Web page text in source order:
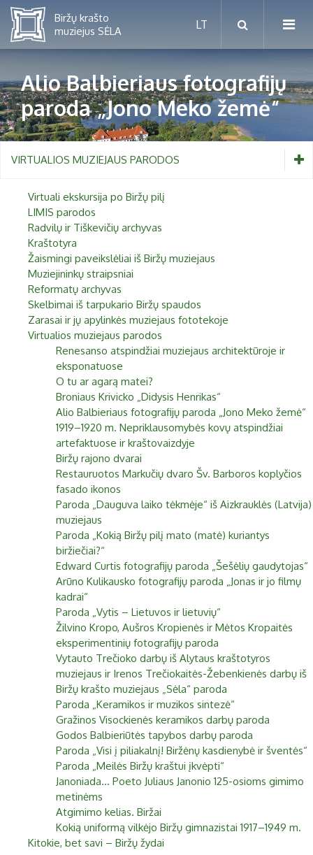
Mėnesio renginiai
Vaikams nuo 5 iki 10 metų
Suaugusiems
Etnografija
Biržų tvirtovės arsenalas
Religijos
Biržai XIX a.
Biržai XX a.
RUGPJŪTIS
Pr An Tr
3
4 5 6
10
11 12 13 14 15
17
18 20
24
25 26 27 28 29
30
31
Alio Balbieriaus fotografijų
paroda „Jono Meko žemė“
VIRTUALIOS MUZIEJAUS PARODOS
Virtuali ekskursija po Biržų pilį
LIMIS parodos
Radvilų ir Tiškevičių archyvas
Kraštotyra
Žaismingi paveikslėliai iš Biržų muziejaus
Muziejininkų straipsniai
Reformatų archyvas
Skelbimai iš tarpukario Biržų spaudos
Zarasai ir jų apylinkės muziejaus fototekoje
Virtualios muziejaus parodos
Renesanso atspindžiai muziejaus architektūroje ir
eksponatuose
O tu ar agarą matei?
Broniaus Krivicko „Didysis Henrikas“
Alio Balbieriaus fotografijų paroda „Jono Meko žemė“
1919–1920 m. Nepriklausomybės kovų atspindžiai
artefaktuose ir kraštovaizdyje
Biržų rajono dvarai
Restauruotos Markučių dvaro Šv. Barboros koplyčios
fasado ikonos
Paroda „Dauguva laiko tėkmėje“ iš Aizkrauklės (Latvija)
muziejaus
Paroda „Kokią Biržų pilį mato (matė) kuriantys
biržiečiai?“
Edward Curtis fotografijų paroda „Šešėlių gaudytojas“
Arūno Kulikausko fotografijų paroda „Jonas ir jo filmų
kadrai“
Paroda „Vytis – Lietuvos ir lietuvių“
Žilvino Kropo, Aušros Kropienės ir Mėtos Kropaitės
eksperimentinių fotografijų paroda
Vytauto Trečioko darbų iš Alytaus kraštotyros
muziejaus ir Irenos Trečiokaitės-Žebenkienės darbų iš
Biržų krašto muziejaus „Sėla“ paroda
Paroda „Keramikos ir muzikos sintezė“
Gražinos Visockienės keramikos darbų paroda
Godos Balbieriūtės tapybos darbų paroda
Paroda „Visi į piliakalnį! Biržėnų kasdienybė ir šventės“
Paroda „Meilės Biržų kraštui įkvėpti“
Janoniada... Poeto Juliaus Janonio 125-osioms gimimo
metinėms
Atgimimo kelias. Biržai
Kokią uniformą vilkėjo Biržų gimnazistai 1917–1949 m.
Kitokie, bet savi – Biržų žydai